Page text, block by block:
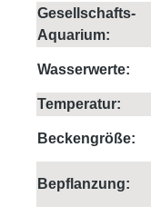
Gesellschafts-
Aquarium:
Wasserwerte:
Temperatur:
Beckengröße:
Bepflanzung: